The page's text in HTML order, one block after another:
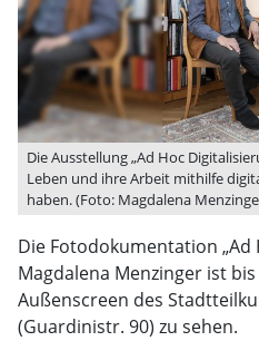
Die Ausstellung „Ad Hoc
Leben und ihre Arbeit mithilfe
haben. (Foto: Magdalena
Die Fotodokumentation „Ad
Magdalena Menzinger ist
Außenscreen des
(Guardinistr. 90) zu sehen.